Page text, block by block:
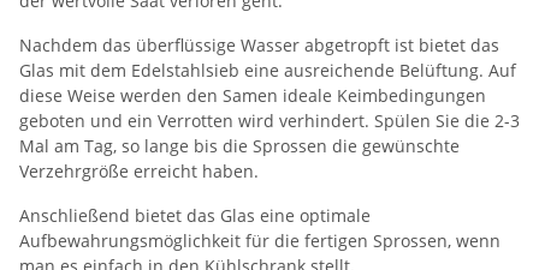
Nachdem das überflüssige Wasser abgetropft ist bietet das
Glas mit dem Edelstahlsieb eine ausreichende Belüftung. Auf
diese Weise werden den Samen ideale Keimbedingungen
geboten und ein Verrotten wird verhindert. Spülen Sie die 2-3
Mal am Tag, so lange bis die Sprossen die gewünschte
Verzehrgröße erreicht haben.
Anschließend bietet das Glas eine optimale
Aufbewahrungsmöglichkeit für die fertigen Sprossen, wenn